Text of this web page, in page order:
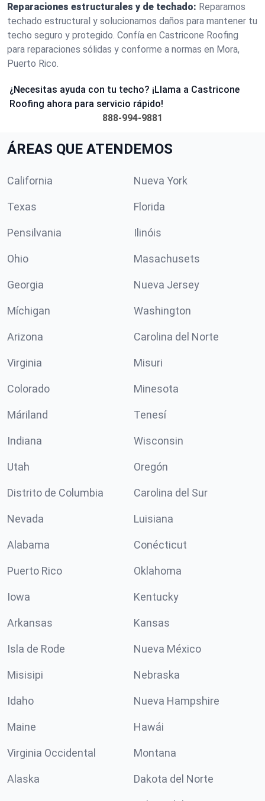
Reparaciones estructurales y de techado: Reparamos
techado estructural y solucionamos daños para mantener tu
techo seguro y protegido. Confía en Castricone Roofing
para reparaciones sólidas y conforme a normas en Mora,
Puerto Rico.
¿Necesitas ayuda con tu techo? ¡Llama a Castricone
Roofing ahora para servicio rápido!
888-994-9881
ÁREAS QUE ATENDEMOS
California Nueva York
Texas Florida
Pensilvania Ilinóis
Ohio Masachusets
Georgia Nueva Jersey
Míchigan Washington
Arizona Carolina del Norte
Virginia Misuri
Colorado Minesota
Máriland Tenesí
Indiana Wisconsin
Utah Oregón
Distrito de Columbia Carolina del Sur
Nevada Luisiana
Alabama Conécticut
Puerto Rico Oklahoma
Iowa Kentucky
Arkansas Kansas
Isla de Rode Nueva México
Misisipi Nebraska
Idaho Nueva Hampshire
Maine Hawái
Virginia Occidental Montana
Alaska Dakota del Norte